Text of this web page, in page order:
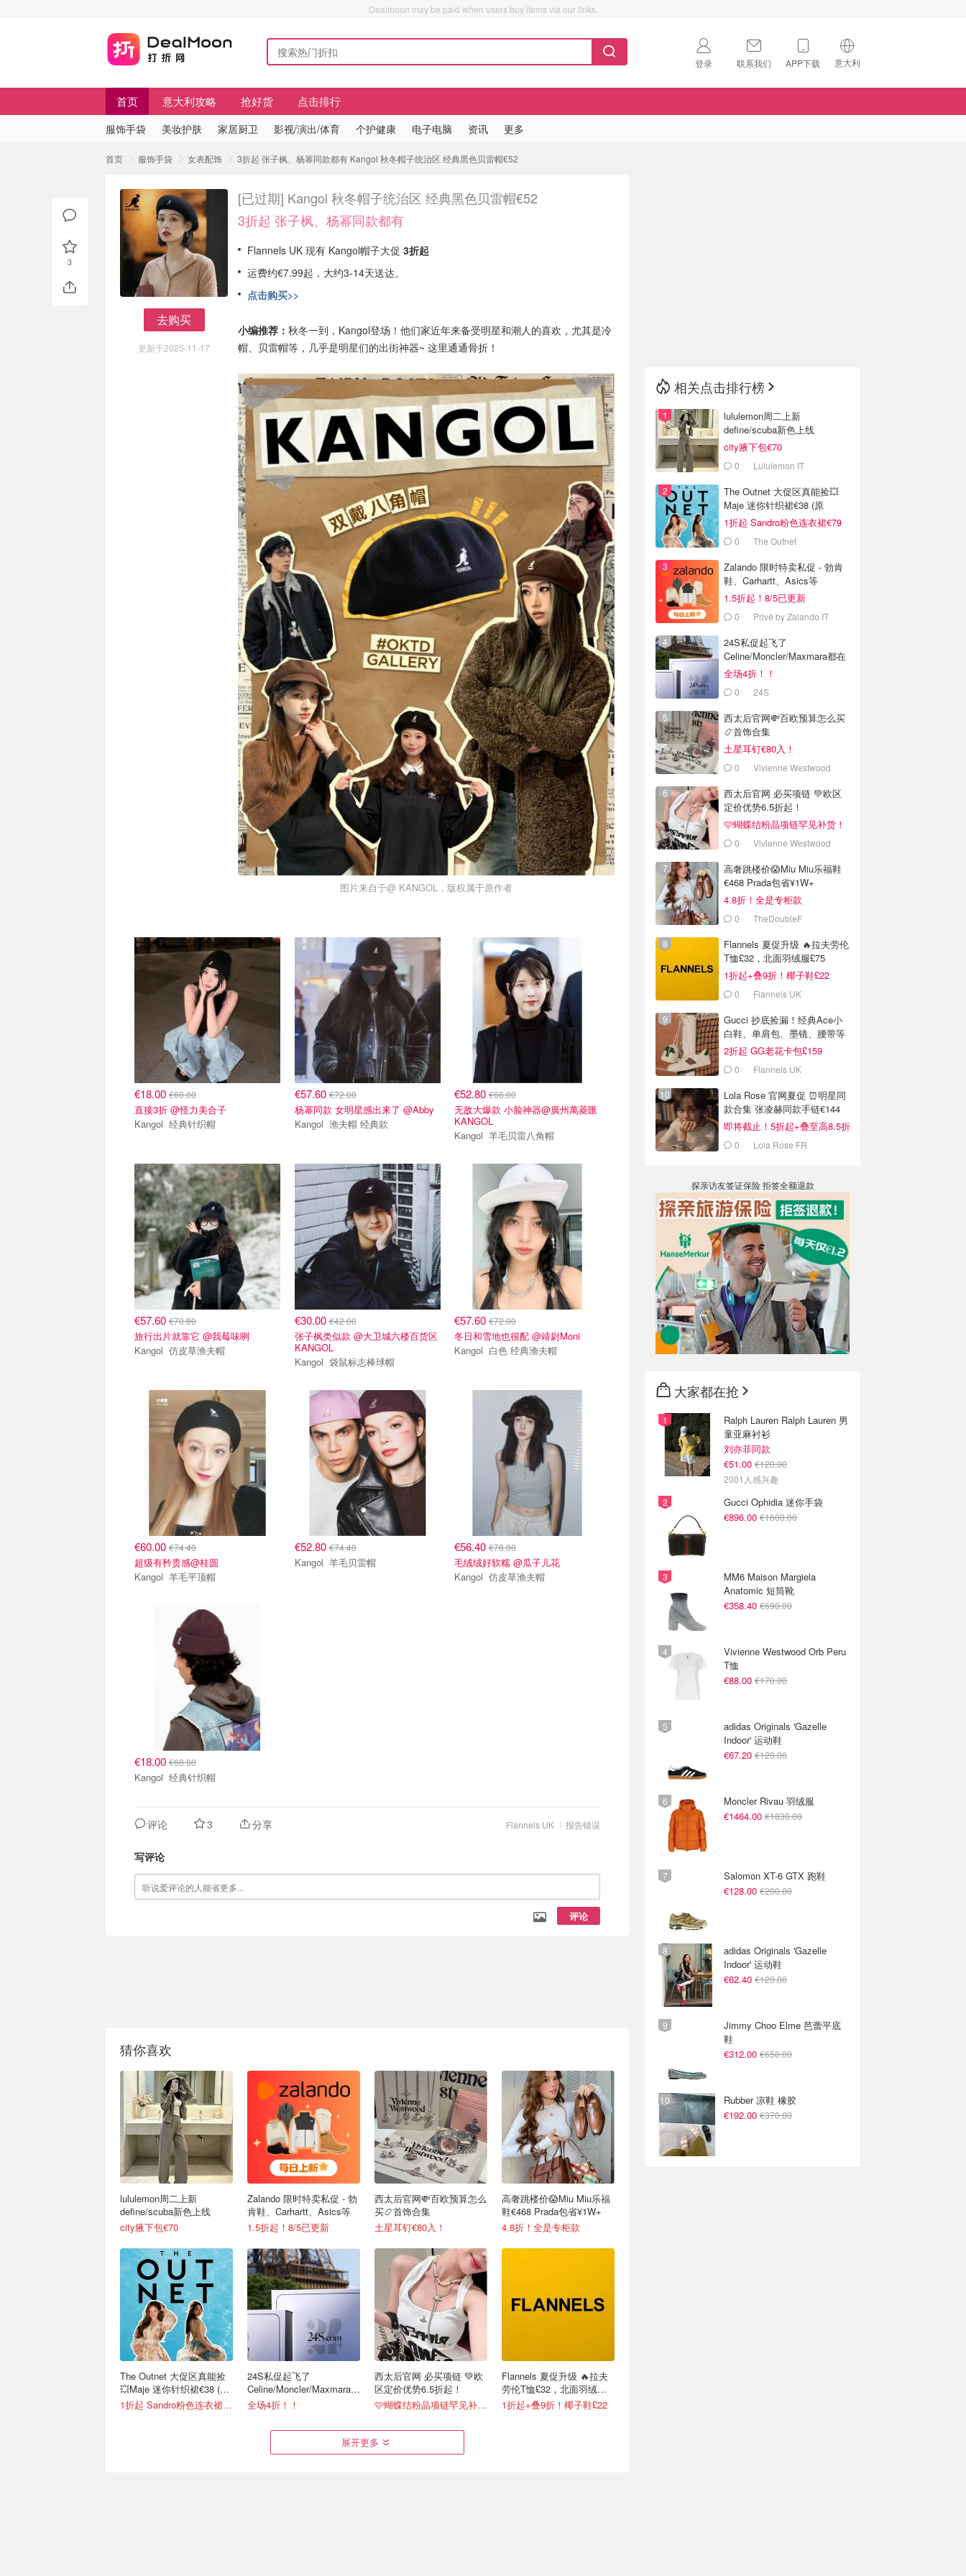
Dealmoon may be paid when users buy items via our links.
登录 联系我们 APP下载 意大利
🇺🇸
首页 意大利攻略 抢好货 点击排行
服饰手袋 美妆护肤 家居厨卫 影视/演出/体育 个护健康 电子电脑 资讯 更多
首页 服饰手袋 女表配饰 3折起 张子枫、杨幂同款都有 Kangol 秋冬帽子统治区 经典黑色贝雷帽€52
去购买
更新于2025-11-17
[已过期] Kangol 秋冬帽子统治区 经典黑色贝雷帽€52
3折起 张子枫、杨幂同款都有
Flannels UK 现有 Kangol帽子大促 3折起
运费约€7.99起，大约3-14天送达。
点击购买>>
小编推荐： 秋冬一到，Kangol登场！他们家近年来备受明星和潮人的喜欢，尤其是冷
帽、贝雷帽等，几乎是明星们的出街神器~ 这里通通骨折！
图片来自于@ KANGOL，版权属于原作者
€18.00 €60.00
直接3折 @怪力美合子
Kangol 经典针织帽
€57.60€72.00
杨幂同款 女明星感出来了 @Abby
Kangol 渔夫帽 经典款
€52.80 €66.00
无敌大爆款 小脸神器@廣州萬菱匯
KANGOL
Kangol 羊毛贝雷八角帽
€57.60 €70.80
旅行出片就靠它 @我莓味咧
Kangol 仿皮草渔夫帽
€30.00€42.00
张子枫类似款 @大卫城六楼百货区
KANGOL
Kangol 袋鼠标志棒球帽
€57.60 €72.00
冬日和雪地也很配 @靖尉Moni
Kangol 白色 经典渔夫帽
€60.00 €74.40
超级有矜贵感@桂圆
Kangol 羊毛平顶帽
€52.80€74.40
Kangol 羊毛贝雷帽
€56.40 €78.00
毛绒绒好软糯 @瓜子儿花
Kangol 仿皮草渔夫帽
€18.00 €60.00
Kangol 经典针织帽
报告错误
Flannels UK
评论 3 分享
写评论
评论
猜你喜欢
lululemon周二上新
define/scuba新色上线
city腋下包€70
The Outnet 大促区真能捡
💥Maje 迷你针织裙€38 (原
€175）
1折起 Sandro粉色连衣裙€79
Zalando 限时特卖私促 - 勃
肯鞋、Carhartt、Asics等
1.5折起！8/5已更新
24S私促起飞了
Celine/Moncler/Maxmara都
在
全场4折！！
西太后官网💸百欧预算怎么
买📿首饰合集
土星耳钉€80入！
西太后官网 必买项链 💚欧
区定价优势6.5折起！
🩷蝴蝶结粉晶项链罕见补货！
高奢跳楼价😱Miu Miu乐福
鞋€468 Prada包省¥1W+
4.8折！全是专柜款
Flannels 夏促升级 🔥拉夫
劳伦T恤£32，北面羽绒服
£75
1折起+叠9折！椰子鞋£22
展开更多
3
相关点击排行榜
lululemon周二上新
define/scuba新色上线
city腋下包€70
0 Lululemon IT
The Outnet 大促区真能捡💥
Maje 迷你针织裙€38 (原
€175）
1折起 Sandro粉色连衣裙€79
0 The Outnet
Zalando 限时特卖私促 - 勃肯
鞋、Carhartt、Asics等
1.5折起！8/5已更新
0 Privé by Zalando IT
24S私促起飞了
Celine/Moncler/Maxmara都在
全场4折！！
0 24S
西太后官网💸百欧预算怎么买
📿首饰合集
土星耳钉€80入！
0 Vivienne Westwood
西太后官网 必买项链 💚欧区
定价优势6.5折起！
🩷蝴蝶结粉晶项链罕见补货！
0 Vivienne Westwood
高奢跳楼价😱Miu Miu乐福鞋
€468 Prada包省¥1W+
4.8折！全是专柜款
0 TheDoubleF
Flannels 夏促升级 🔥拉夫劳伦
T恤£32，北面羽绒服£75
1折起+叠9折！椰子鞋£22
0 Flannels UK
Gucci 抄底捡漏！经典Ace小
白鞋、单肩包、墨镜、腰带等
2折起 GG老花卡包£159
0 Flannels UK
Lola Rose 官网夏促 ⏰️明星同
款合集 张凌赫同款手链€144
即将截止！5折起+叠至高8.5折
0 Lola Rose FR
探亲访友签证保险 拒签全额退款
大家都在抢
Ralph Lauren Ralph Lauren 男
童亚麻衬衫
刘亦菲同款
€51.00 €120.00
2001人感兴趣
Gucci Ophidia 迷你手袋
€896.00 €1600.00
MM6 Maison Margiela
Anatomic 短筒靴
€358.40 €690.00
Vivienne Westwood Orb Peru
T恤
€88.00 €170.00
adidas Originals 'Gazelle
Indoor' 运动鞋
€67.20 €120.00
Moncler Rivau 羽绒服
€1464.00 €1830.00
Salomon XT-6 GTX 跑鞋
€128.00 €200.00
adidas Originals 'Gazelle
Indoor' 运动鞋
€62.40 €120.00
Jimmy Choo Elme 芭蕾平底
鞋
€312.00 €650.00
Rubber 凉鞋 橡胶
€192.00 €370.00